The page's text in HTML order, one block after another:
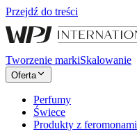
Przejdź do treści
Tworzenie markiSkalowanie
Oferta
Perfumy
Świece
Produkty z feromonami